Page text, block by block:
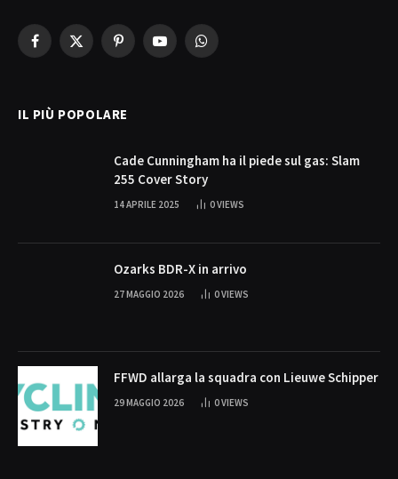
Facebook
X
PinterestYouTubeWhatsApp
IL PIÙ POPOLARE
Cade Cunningham ha il piede sul gas: Slam
255 Cover Story
14 APRILE 2025 0VIEWS
Ozarks BDR-X in arrivo
27 MAGGIO 2026 0VIEWS
FFWD allarga la squadra con Lieuwe Schipper
29 MAGGIO 2026 0VIEWS